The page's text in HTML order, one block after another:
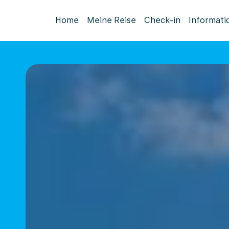
Home Meine Reise Check-in